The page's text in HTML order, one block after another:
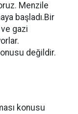
Menzile
başladı.Bir
gazi
değildir.
konusu